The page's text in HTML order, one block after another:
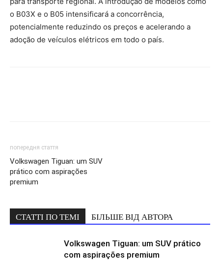
o B03X e o B05 intensificará a concorrência,
potencialmente reduzindo os preços e acelerando a
adoção de veículos elétricos em todo o país.
попередня стаття
Volkswagen Tiguan: um SUV
prático com aspirações
premium
СТАТТІ ПО ТЕМІ БІЛЬШЕ ВІД АВТОРА
Volkswagen Tiguan: um SUV prático
com aspirações premium